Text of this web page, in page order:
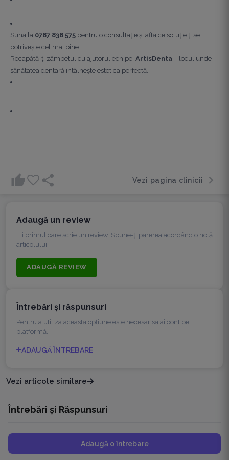
Sună la 0787 838 575 pentru o consultație și află ce soluție ți se
potrivește cel mai bine.
Recapătă-ți zâmbetul cu ajutorul echipei ArtisDenta – locul unde
sănătatea dentară întâlnește estetica perfectă.
Vezi pagina clinicii
Adaugă un review
Fii primul care scrie un review. Spune-ți părerea acordând o notă
articolului.
ADAUGĂ REVIEW
Întrebări şi răspunsuri
Pentru a utiliza această opțiune este necesar să ai cont pe
platformă.
ADAUGĂ ÎNTREBARE
Vezi articole similare
Întrebări și Răspunsuri
Adaugă o întrebare